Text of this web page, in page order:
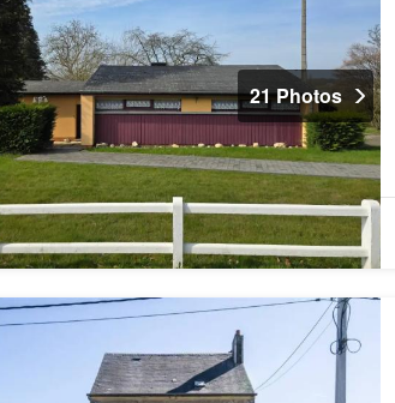
21 Photos